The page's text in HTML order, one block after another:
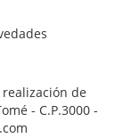
de
- C.P.3000 -